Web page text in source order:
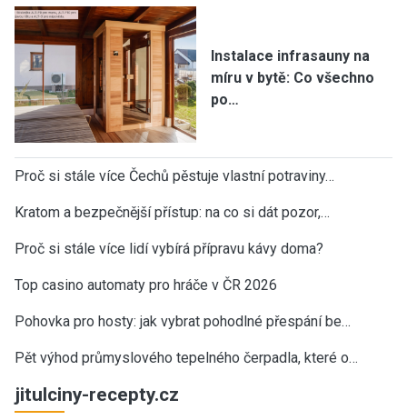
Instalace infrasauny na
míru v bytě: Co všechno
po…
Proč si stále více Čechů pěstuje vlastní potraviny…
Kratom a bezpečnější přístup: na co si dát pozor,…
Proč si stále více lidí vybírá přípravu kávy doma?
Top casino automaty pro hráče v ČR 2026
Pohovka pro hosty: jak vybrat pohodlné přespání be…
Pět výhod průmyslového tepelného čerpadla, které o…
jitulciny-recepty.cz